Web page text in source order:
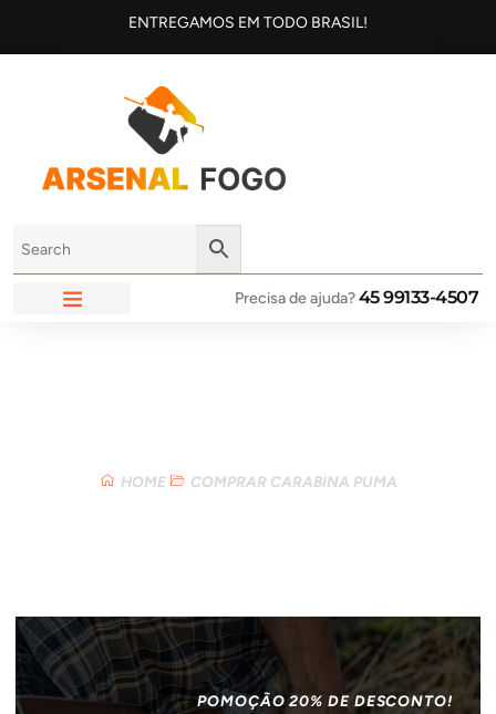
ENTREGAMOS EM TODO BRASIL!
Precisa de ajuda?45 99133-4507
HOME COMPRAR CARABINA PUMA
POMOÇÃO 20% DE DESCONTO!